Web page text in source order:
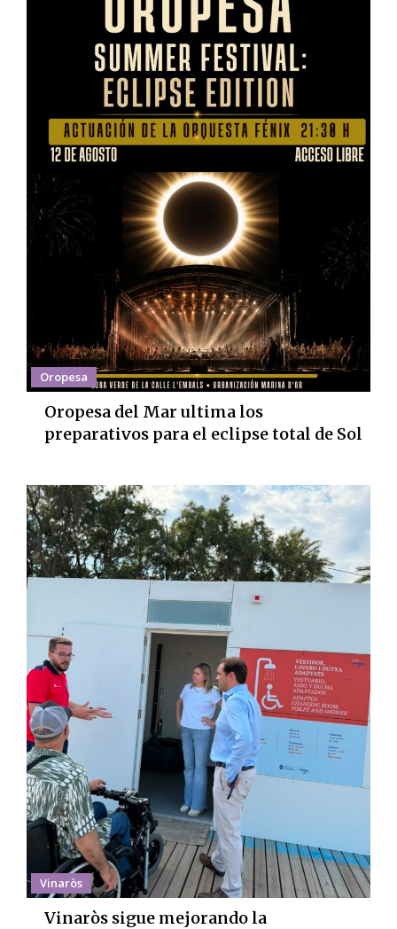
Oropesa
Oropesa del Mar ultima los
preparativos para el eclipse total de Sol
Vinaròs
Vinaròs sigue mejorando la